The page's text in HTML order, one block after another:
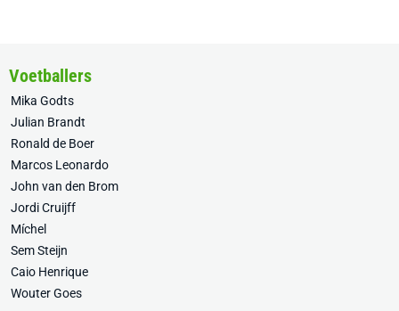
Voetballers
Mika Godts
Julian Brandt
Ronald de Boer
Marcos Leonardo
John van den Brom
Jordi Cruijff
Míchel
Sem Steijn
Caio Henrique
Wouter Goes